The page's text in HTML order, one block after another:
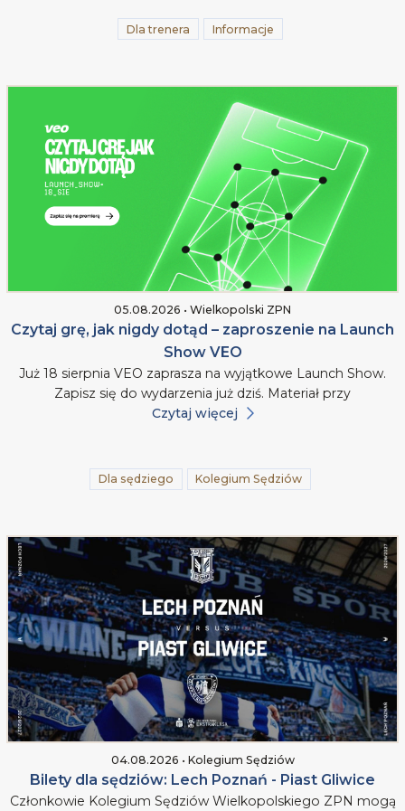
Dla trenera Informacje
05.08.2026 • Wielkopolski ZPN
Czytaj grę, jak nigdy dotąd – zaproszenie na Launch
Show VEO
Już 18 sierpnia VEO zaprasza na wyjątkowe Launch Show.
Zapisz się do wydarzenia już dziś. Materiał przy
Czytaj więcej
Dla sędziego Kolegium Sędziów
04.08.2026 • Kolegium Sędziów
Bilety dla sędziów: Lech Poznań - Piast Gliwice
Członkowie Kolegium Sędziów Wielkopolskiego ZPN mogą